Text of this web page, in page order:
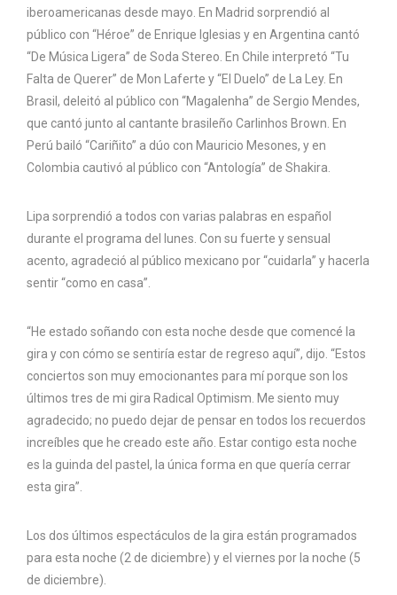
iberoamericanas desde mayo. En Madrid sorprendió al
público con “Héroe” de Enrique Iglesias y en Argentina cantó
“De Música Ligera” de Soda Stereo. En Chile interpretó “Tu
Falta de Querer” de Mon Laferte y “El Duelo” de La Ley. En
Brasil, deleitó al público con “Magalenha” de Sergio Mendes,
que cantó junto al cantante brasileño Carlinhos Brown. En
Perú bailó “Cariñito” a dúo con Mauricio Mesones, y en
Colombia cautivó al público con “Antología” de Shakira.
Lipa sorprendió a todos con varias palabras en español
durante el programa del lunes. Con su fuerte y sensual
acento, agradeció al público mexicano por “cuidarla” y hacerla
sentir “como en casa”.
“He estado soñando con esta noche desde que comencé la
gira y con cómo se sentiría estar de regreso aquí”, dijo. “Estos
conciertos son muy emocionantes para mí porque son los
últimos tres de mi gira Radical Optimism. Me siento muy
agradecido; no puedo dejar de pensar en todos los recuerdos
increíbles que he creado este año. Estar contigo esta noche
es la guinda del pastel, la única forma en que quería cerrar
esta gira”.
Los dos últimos espectáculos de la gira están programados
para esta noche (2 de diciembre) y el viernes por la noche (5
de diciembre).